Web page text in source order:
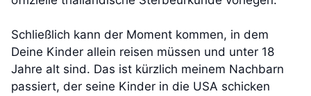
Schließlich kann der Moment kommen, in dem
Deine Kinder allein reisen müssen und unter 18
Jahre alt sind. Das ist kürzlich meinem Nachbarn
passiert, der seine Kinder in die USA schicken